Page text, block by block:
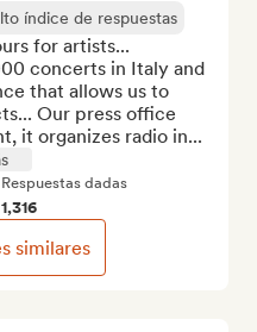
índice de respuestas
for artists...
concerts in Italy and
that allows us to
Our press office
it organizes radio in...
Respuestas dadas
1,316
similares